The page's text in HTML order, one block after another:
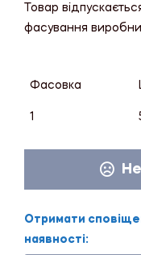
Товар
фасування
Фасовка
1
Отримати
наявності: